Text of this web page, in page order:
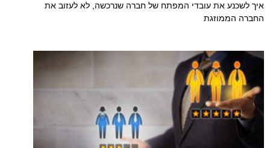
איך לשכנע את עובדי המפתח של חברה שנרכשה, לא לעזוב את
החברה הממוזגת